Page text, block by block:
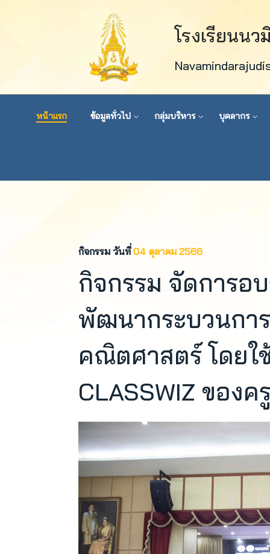
โรงเรียนน
หน้าแรก ข้อมูลทั่วไป กลุ่มบริหาร บุคลากร
กิจกรรม วันที่04 ตุลาคม 2566
กิจกรรม จัดการอ
พัฒนากระบวนกา
คณิตศาสตร์ โดยใ
CLASSWIZ ของ